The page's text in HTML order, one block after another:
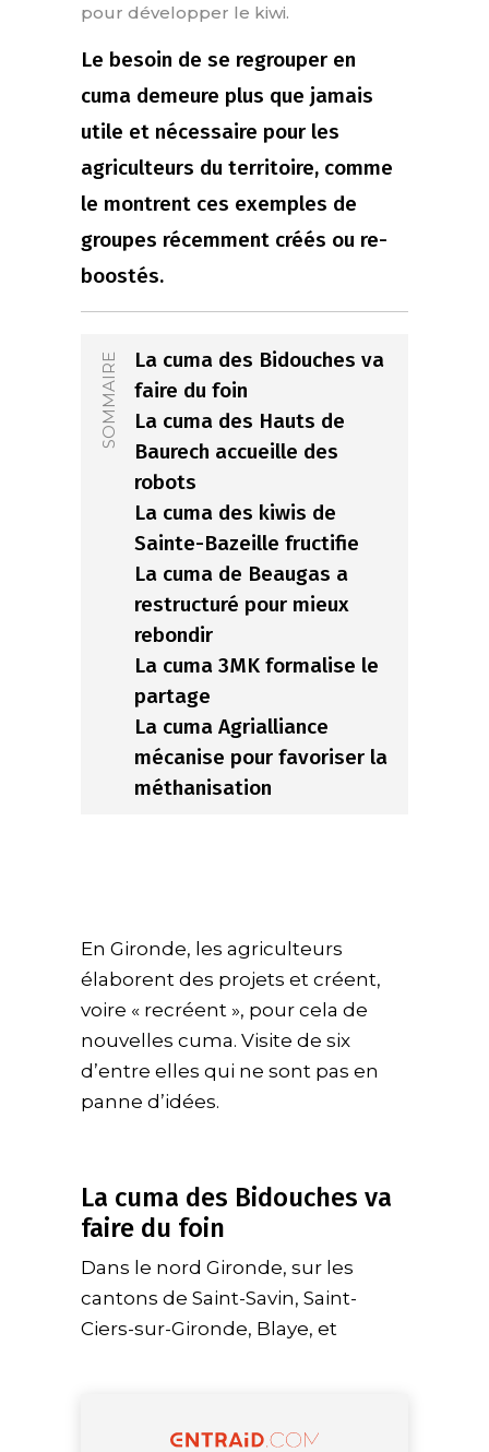
pour développer le kiwi.
Le besoin de se regrouper en
cuma demeure plus que jamais
utile et nécessaire pour les
agriculteurs du territoire, comme
le montrent ces exemples de
groupes récemment créés ou re-
boostés.
SOMMAIRE
La cuma des Bidouches va
faire du foin
La cuma des Hauts de
Baurech accueille des
robots
La cuma des kiwis de
Sainte-Bazeille fructifie
La cuma de Beaugas a
restructuré pour mieux
rebondir
La cuma 3MK formalise le
partage
La cuma Agrialliance
mécanise pour favoriser la
méthanisation
En Gironde, les agriculteurs
élaborent des projets et créent,
voire « recréent », pour cela de
nouvelles cuma. Visite de six
d’entre elles qui ne sont pas en
panne d’idées.
La cuma des Bidouches va
faire du foin
Dans le nord Gironde, sur les
cantons de Saint-Savin, Saint-
Ciers-sur-Gironde, Blaye, et